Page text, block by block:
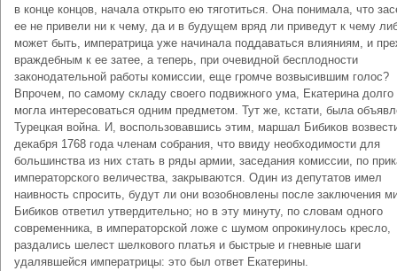
в конце концов, начала открыто ею тяготиться. Она понимала, что
ее не привели ни к чему, да и в будущем вряд ли приведут к чему
может быть, императрица уже начинала поддаваться влияниям, и
враждебным к ее затее, а теперь, при очевидной бесплодности
законодательной работы комиссии, еще громче возвысившим голос?
Впрочем, по самому складу своего подвижного ума, Екатерина долго
могла интересоваться одним предметом. Тут же, кстати, была
Турецкая война. И, воспользовавшись этим, маршал Бибиков
декабря 1768 года членам собрания, что ввиду необходимости для
большинства из них стать в ряды армии, заседания комиссии, по
императорского величества, закрываются. Один из депутатов имел
наивность спросить, будут ли они возобновлены после заключения
Бибиков ответил утвердительно; но в эту минуту, по словам одного
современника, в императорской ложе с шумом опрокинулось кресло,
раздались шелест шелкового платья и быстрые и гневные шаги
удалявшейся императрицы: это был ответ Екатерины.